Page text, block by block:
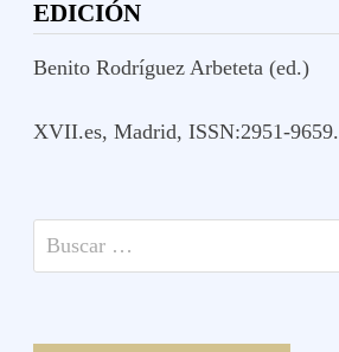
EDICIÓN
Benito Rodríguez Arbeteta (ed.)
XVII.es, Madrid, ISSN:2951-9659.
Buscar: